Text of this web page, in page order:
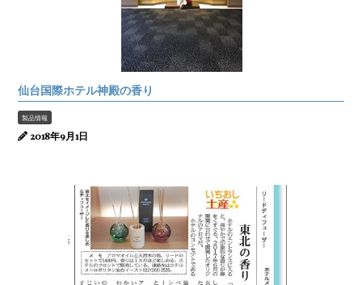
仙台国際ホテル神殿の香り
製品情報
2018年9月1日